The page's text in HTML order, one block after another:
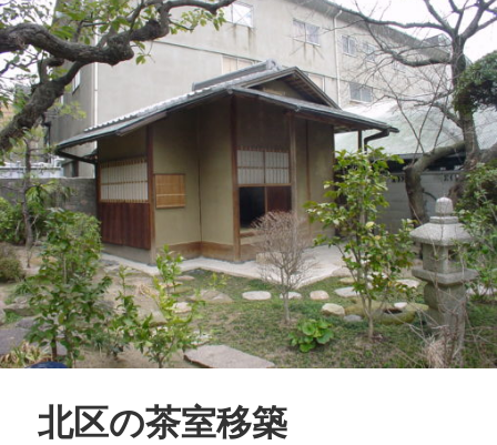
北区の茶室移築